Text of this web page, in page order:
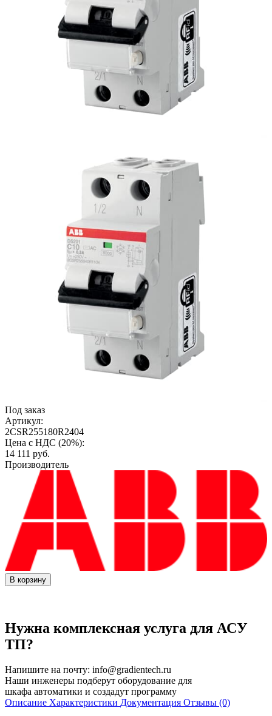
Под заказ
Артикул:
2CSR255180R2404
Цена с НДС (20%):
14 111 руб.
Производитель
В корзину
Нужна комплексная услуга для АСУ
ТП?
Напишите на почту: info@gradientech.ru
Наши инженеры подберут оборудование для
шкафа автоматики и создадут программу
Описание Характеристики Документация Отзывы (0)